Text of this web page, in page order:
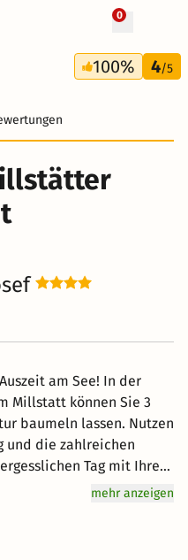
0
3 Tage
154 €
+ 29 Fotos
100% 4/5
am See! In der
Millstatt können Sie 3
baumeln lassen. Nutzen
und die zahlreichen
Tag mit Ihrem
zu machen. Erkunden
seinen Spaß. Genuss
Sie mit einem
mehr anzeigen